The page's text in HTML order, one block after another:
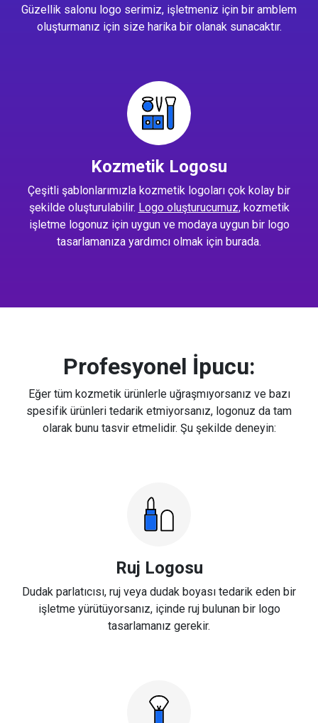
Güzellik salonu logo serimiz, işletmeniz için bir amblem
oluşturmanız için size harika bir olanak sunacaktır.
Kozmetik Logosu
Çeşitli şablonlarımızla kozmetik logoları çok kolay bir
şekilde oluşturulabilir. Logo oluşturucumuz, kozmetik
işletme logonuz için uygun ve modaya uygun bir logo
tasarlamanıza yardımcı olmak için burada.
Profesyonel İpucu:
Eğer tüm kozmetik ürünlerle uğraşmıyorsanız ve bazı
spesifik ürünleri tedarik etmiyorsanız, logonuz da tam
olarak bunu tasvir etmelidir. Şu şekilde deneyin:
Ruj Logosu
Dudak parlatıcısı, ruj veya dudak boyası tedarik eden bir
işletme yürütüyorsanız, içinde ruj bulunan bir logo
tasarlamanız gerekir.